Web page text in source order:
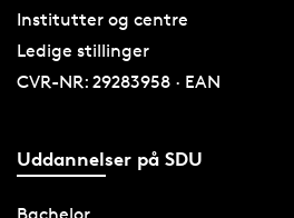
Institutter og centre
Ledige stillinger
CVR-NR: 29283958 · EAN
Uddannelser på SDU